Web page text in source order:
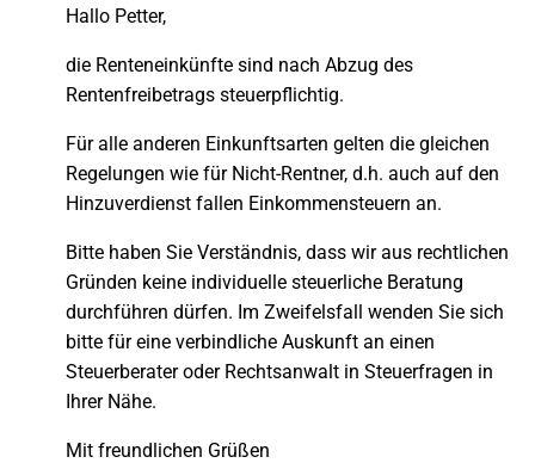
Hallo Petter,
die Renteneinkünfte sind nach Abzug des
Rentenfreibetrags steuerpflichtig.
Für alle anderen Einkunftsarten gelten die gleichen
Regelungen wie für Nicht-Rentner, d.h. auch auf den
Hinzuverdienst fallen Einkommensteuern an.
Bitte haben Sie Verständnis, dass wir aus rechtlichen
Gründen keine individuelle steuerliche Beratung
durchführen dürfen. Im Zweifelsfall wenden Sie sich
bitte für eine verbindliche Auskunft an einen
Steuerberater oder Rechtsanwalt in Steuerfragen in
Ihrer Nähe.
Mit freundlichen Grüßen